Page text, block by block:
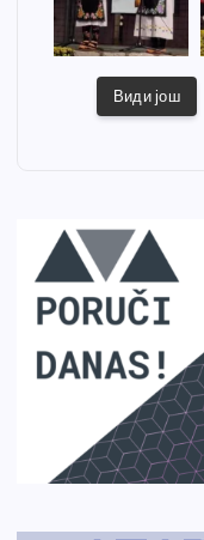
Види још